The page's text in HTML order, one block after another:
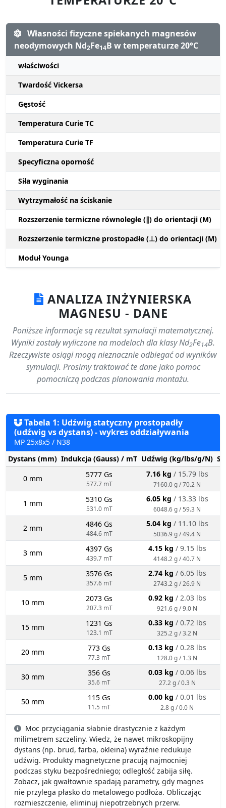
Własności fizyczne spiekanych magnesów
neodymowych Nd2Fe14B w temperaturze 20°C
właściwości
Twardość Vickersa
Gęstość
Temperatura Curie TC
Temperatura Curie TF
Specyficzna oporność
Siła wyginania
Wytrzymałość na ściskanie
Rozszerzenie termiczne równoległe (∥) do orientacji (M)
Rozszerzenie termiczne prostopadłe (⊥) do orientacji (M)
Moduł Younga
ANALIZA INŻYNIERSKA
MAGNESU - DANE
Poniższe informacje są rezultat symulacji matematycznej.
Wyniki zostały wyliczone na modelach dla klasy Nd2Fe14B.
Rzeczywiste osiągi mogą nieznacznie odbiegać od wyników
symulacji. Prosimy traktować te dane jako pomoc
pomocniczą podczas planowania montażu.
Tabela 1: Udźwig statyczny prostopadły
(udźwig vs dystans) - wykres oddziaływania
MP 25x8x5 / N38
Dystans (mm) Indukcja (Gauss) / mT Udźwig (kg/lbs/g/N)
0 mm 5777 Gs
577.7 mT
7.16 kg / 15.79 lbs
7160.0 g / 70.2 N
1 mm 5310 Gs
531.0 mT
6.05 kg / 13.33 lbs
6048.6 g / 59.3 N
2 mm 4846 Gs
484.6 mT
5.04 kg / 11.10 lbs
5036.9 g / 49.4 N
3 mm 4397 Gs
439.7 mT
4.15 kg / 9.15 lbs
4148.2 g / 40.7 N
5 mm 3576 Gs
357.6 mT
2.74 kg / 6.05 lbs
2743.2 g / 26.9 N
10 mm 2073 Gs
207.3 mT
0.92 kg / 2.03 lbs
921.6 g / 9.0 N
15 mm 1231 Gs
123.1 mT
0.33 kg / 0.72 lbs
325.2 g / 3.2 N
20 mm 773 Gs
77.3 mT
0.13 kg / 0.28 lbs
128.0 g / 1.3 N
30 mm 356 Gs
35.6 mT
0.03 kg / 0.06 lbs
27.2 g / 0.3 N
50 mm 115 Gs
11.5 mT
0.00 kg / 0.01 lbs
2.8 g / 0.0 N
Moc przyciągania słabnie drastycznie z każdym
milimetrem szczeliny. Wiedz, że nawet mikroskopijny
dystans (np. brud, farba, okleina) wyraźnie redukuje
udźwig. Produkty magnetyczne pracują najmocniej
podczas styku bezpośredniego; odległość zabija siłę.
Zobacz, jak gwałtownie spadają parametry, gdy magnes
nie przylega płasko do metalowego podłoża. Obliczając
rozmieszczenie, eliminuj niepotrzebnych przerw.